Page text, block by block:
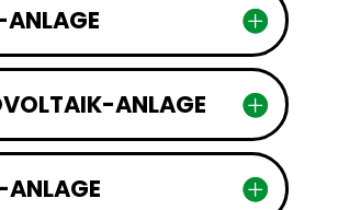
ANLAGE
ANLAGE